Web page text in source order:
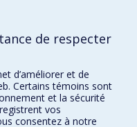
de respecter
d’améliorer et de
Certains témoins sont
et la sécurité
vos
consentez à notre